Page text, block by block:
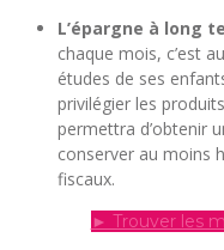
L’épargne à long
chaque mois, c’est
études de ses
privilégier les
permettra d’obtenir
conserver au moins
fiscaux.
► Trouver les